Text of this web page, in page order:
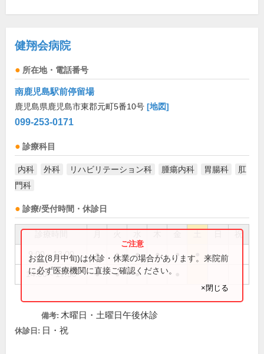
健翔会病院
所在地・電話番号
南鹿児島駅前停留場
鹿児島県鹿児島市東郡元町5番10号 [地図]
099-253-0171
診療科目
内科 外科 リハビリテーション科 腫瘍内科 胃腸科
肛
門科
診療/受付時間・休診日
祝
9:00～13:00 ● ● ● ● ●
14:00～17:30 ● ● ●
お盆(8月中旬)は休診・休業の場合があります。来院前
に必ず医療機関に直接ご確認ください。
×閉じる
備考: 木曜日・土曜日午後休診
休診日: 日・祝